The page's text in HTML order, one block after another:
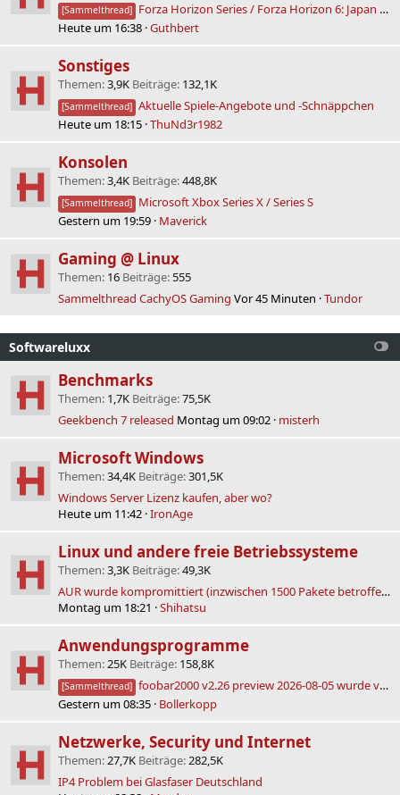
[Sammelthread] Forza Horizon Series / Forza Horizon 6: Japan 🗻⛩️🗾✌️😎
Heute um 16:38 Guthbert
Sonstiges
Themen 3,9K Beiträge 132,1K
[Sammelthread] Aktuelle Spiele-Angebote und -Schnäppchen
Heute um 18:15 ThuNd3r1982
Konsolen
Themen 3,4K Beiträge 448,8K
[Sammelthread] Microsoft Xbox Series X / Series S
Gestern um 19:59 Maverick
Gaming @ Linux
Themen 16 Beiträge 555
Sammelthread CachyOS Gaming Vor 45 Minuten Tundor
Softwareluxx
Benchmarks
Themen 1,7K Beiträge 75,5K
Geekbench 7 released Montag um 09:02 misterh
Microsoft Windows
Themen 34,4K Beiträge 301,5K
Windows Server Lizenz kaufen, aber wo?
Heute um 11:42 IronAge
Linux und andere freie Betriebssysteme
Themen 3,3K Beiträge 49,3K
AUR wurde kompromittiert (inzwischen 1500 Pakete betroffen)
Montag um 18:21
Shihatsu
Anwendungsprogramme
Themen 25K Beiträge 158,8K
[Sammelthread] foobar2000 v2.26 preview 2026-08-05 wurde veröffentlicht
Gestern um 08:35 Bollerkopp
Netzwerke, Security und Internet
Themen 27,7K Beiträge 282,5K
IP4 Problem bei Glasfaser Deutschland